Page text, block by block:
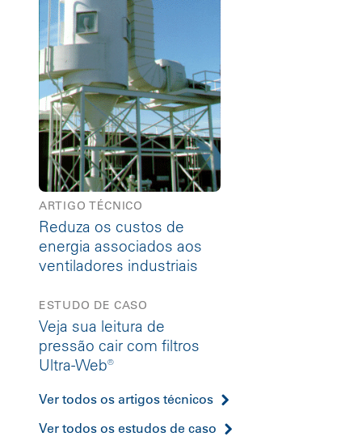
ARTIGO TÉCNICO
Reduza os custos de
energia associados aos
ventiladores industriais
ESTUDO DE CASO
Veja sua leitura de
pressão cair com filtros
Ultra-Web®
Ver todos os artigos técnicos
Ver todos os estudos de caso